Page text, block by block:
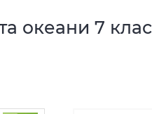
океани 7